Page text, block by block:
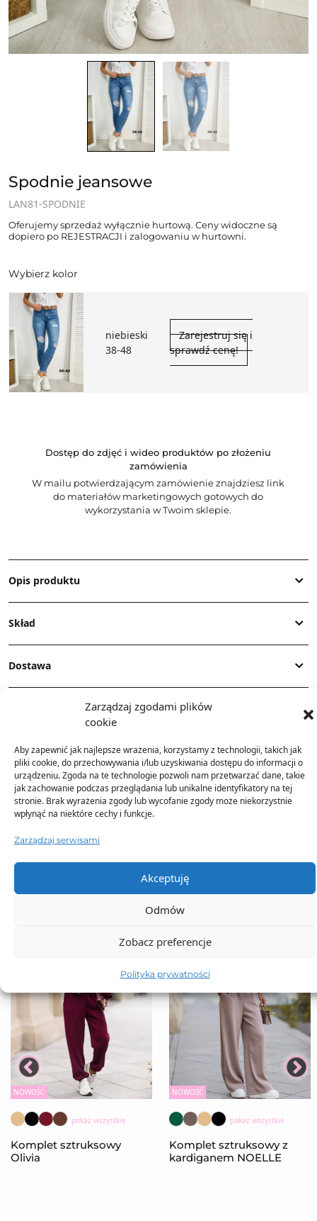
Zarządzaj zgodami plików
cookie
Aby zapewnić jak najlepsze wrażenia, korzystamy z technologii, takich jak
pliki cookie, do przechowywania i/lub uzyskiwania dostępu do informacji o
urządzeniu. Zgoda na te technologie pozwoli nam przetwarzać dane, takie
jak zachowanie podczas przeglądania lub unikalne identyfikatory na tej
stronie. Brak wyrażenia zgody lub wycofanie zgody może niekorzystnie
wpłynąć na niektóre cechy i funkcje.
Zarządzaj serwisami
Akceptuję
Odmów
Zobacz preferencje
Polityka prywatności
Spodnie jeansowe
LAN81-SPODNIE
Oferujemy sprzedaż wyłącznie hurtową. Ceny widoczne są
dopiero po REJESTRACJI i zalogowaniu w hurtowni.
Wybierz kolor
niebieski
38-48
Zarejestruj się i
sprawdź cenę!
Dostęp do zdjęć i wideo produktów po złożeniu
zamówienia
W mailu potwierdzającym zamówienie znajdziesz link
do materiałów marketingowych gotowych do
wykorzystania w Twoim sklepie.
Opis produktu
Skład
Dostawa
Dodatkowe informacje
TO SIĘ TERAZ SPRZEDAJE
NOWOŚĆ
pokaż wszystkie
Komplet sztruksowy
Olivia
NOWOŚĆ
pokaż wszystkie
Komplet sztruksowy z
kardiganem NOELLE